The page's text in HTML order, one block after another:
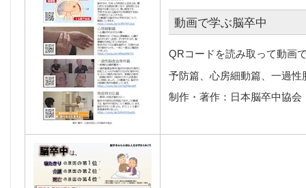
動画で学ぶ脳卒中
QRコードを読み取って動画
予防篇、心房細動篇、一過
制作・著作：日本脳卒中協会